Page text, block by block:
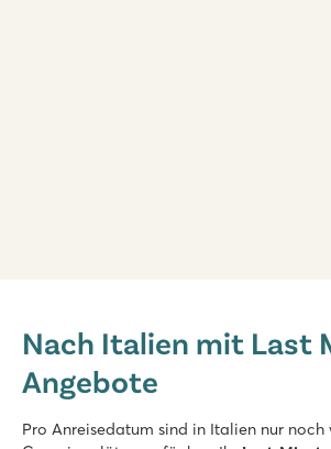
Italien - Mittel- und Süditalien - Toskana -
★ ★ ★
2 große Poolbereiche mit Lagunen-
Nach Italien mit Last
Angebote
Pro Anreisedatum sind in Italien nur noch